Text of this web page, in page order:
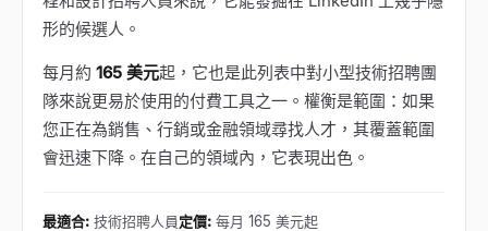
形的候選人。
每月約 165 美元起，它也是此列表中對小型技術招聘團
隊來說更易於使用的付費工具之一。權衡是範圍：如果
您正在為銷售、行銷或金融領域尋找人才，其覆蓋範圍
會迅速下降。在自己的領域內，它表現出色。
最適合: 技術招聘人員定價: 每月 165 美元起